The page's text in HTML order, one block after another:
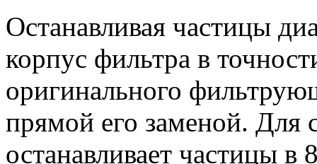
Останавливая частицы
корпус фильтра в
оригинального
прямой его заменой.
останавливает частицы